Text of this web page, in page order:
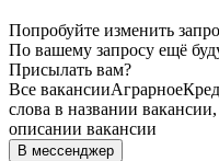
Попробуйте изменить
По вашему запросу ещё
Присылать вам?
Все вакансииАграрное
слова в названии
описании вакансии
В мессенджер